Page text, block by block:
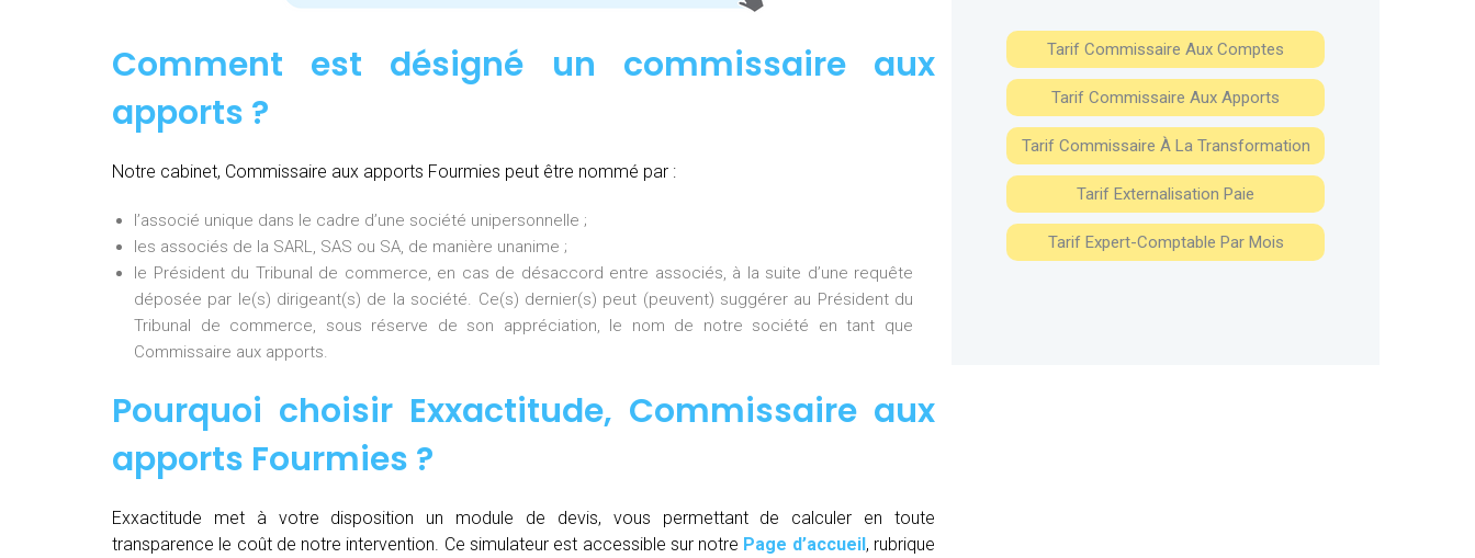
Comment est désigné un commissaire aux
apports ?
Notre cabinet, Commissaire aux apports Fourmies peut être nommé par :
l’associé unique dans le cadre d’une société unipersonnelle ;
les associés de la SARL, SAS ou SA, de manière unanime ;
le Président du Tribunal de commerce, en cas de désaccord entre associés, à la suite d’une requête
déposée par le(s) dirigeant(s) de la société. Ce(s) dernier(s) peut (peuvent) suggérer au Président du
Tribunal de commerce, sous réserve de son appréciation, le nom de notre société en tant que
Commissaire aux apports.
Pourquoi choisir Exxactitude, Commissaire aux
apports Fourmies ?
Exxactitude met à votre disposition un module de devis, vous permettant de calculer en toute
transparence le coût de notre intervention. Ce simulateur est accessible sur notre Page d’accueil, rubrique
Tarif Commissaire Aux Comptes
Tarif Commissaire Aux Apports
Tarif Commissaire À La Transformation
Tarif Externalisation Paie
Tarif Expert-Comptable Par Mois